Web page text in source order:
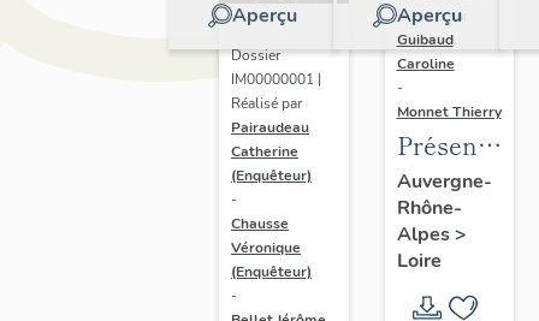
Aperçu
Dossier
IM00000001 |
Réalisé par
Pairaudeau
Catherine
(Enquêteur)
-
Chausse
Véronique
(Enquêteur)
-
Aperçu
Réalisé par
Guibaud
Caroline
-
Monnet Thierry
de
l'étude
du
du
Auvergne-
Rhône-
Alpes>
Loire